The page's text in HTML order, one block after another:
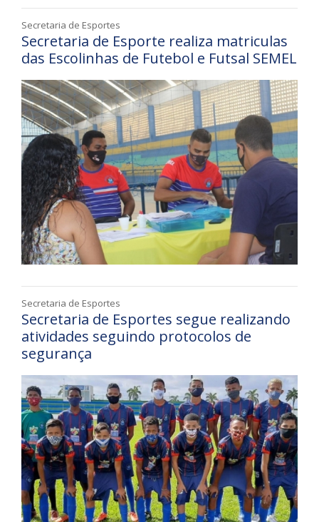
Secretaria de Esportes
Secretaria de Esporte realiza matriculas
das Escolinhas de Futebol e Futsal SEMEL
Secretaria de Esportes
Secretaria de Esportes segue realizando
atividades seguindo protocolos de
segurança